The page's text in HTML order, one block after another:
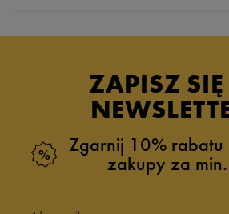
ZAPISZ
Zgarnij 10% rabatu
zakupy za